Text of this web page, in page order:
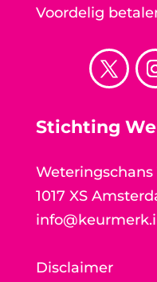
Voordelig
Stichting
Weteringschans
1017 XS
Disclaimer